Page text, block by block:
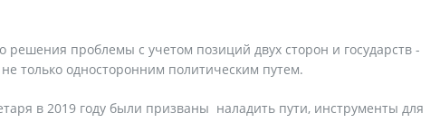
проблемы с учетом позиций двух сторон и государств -
только односторонним политическим путем.
в 2019 году были призваны наладить пути, инструменты для